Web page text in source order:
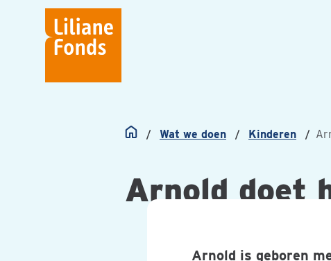
Liliane
Fonds
Home Wat we doen Kinderen
Arnold doet
Arnold is geboren